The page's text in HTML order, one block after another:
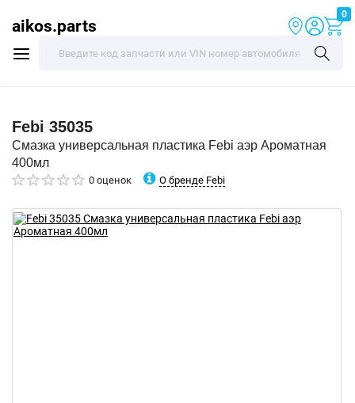
aikos.parts
0
Febi 35035
Смазка универсальная пластика Febi аэр Ароматная
400мл
0 оценок О бренде Febi